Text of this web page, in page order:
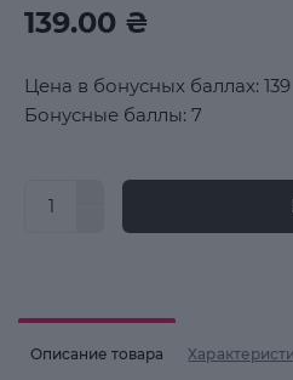
139.00 ₴
Цена в бонусных баллах: 139
Бонусные баллы: 7
Описание товара